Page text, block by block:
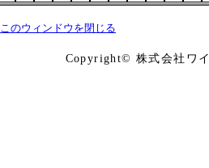
このウィンドウを閉じる
Copyright© 株式会社ワ